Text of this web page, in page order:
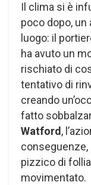
Il clima si è
poco dopo,
luogo: il
ha avuto un
rischiato di
tentativo di
creando
fatto
Watford,
conseguenze,
pizzico di
movimentato.